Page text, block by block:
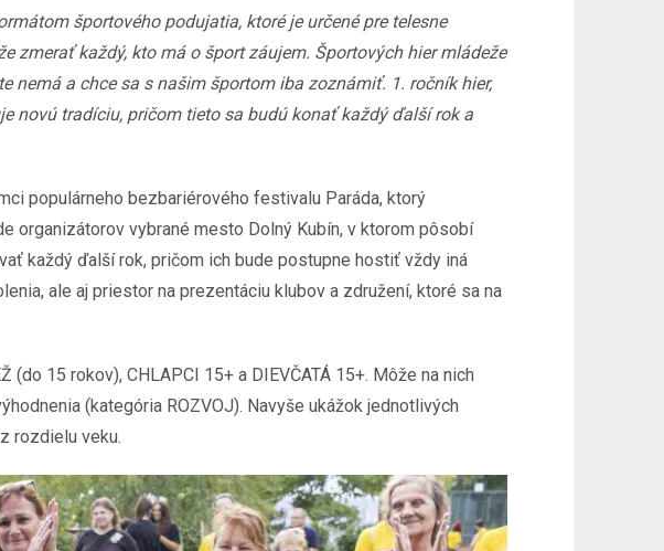
športového podujatia, ktoré je určené pre telesne
zmerať každý, kto má o šport záujem. Športových hier mládeže
nemá a chce sa s našim športom iba zoznámiť. 1. ročník hier,
novú tradíciu, pričom tieto sa budú konať každý ďalší rok a
populárneho bezbariérového festivalu Paráda, ktorý
organizátorov vybrané mesto Dolný Kubín, v ktorom pôsobí
každý ďalší rok, pričom ich bude postupne hostiť vždy iná
ale aj priestor na prezentáciu klubov a združení, ktoré sa na
15 rokov), CHLAPCI 15+ a DIEVČATÁ 15+. Môže na nich
(kategória ROZVOJ). Navyše ukážok jednotlivých
rozdielu veku.